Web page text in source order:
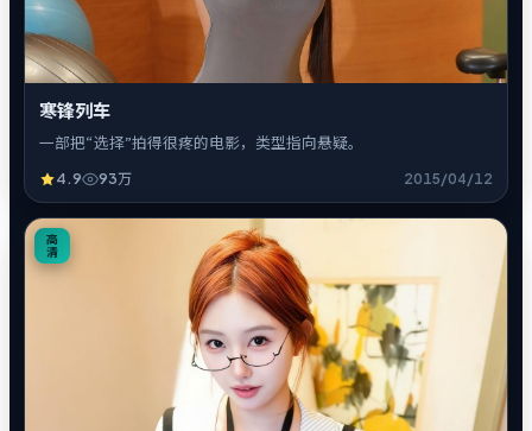
寒锋列车
一部把“选择”拍得很疼的电影，类型指向悬疑。
4.9 93万 2015/04/12
高
清